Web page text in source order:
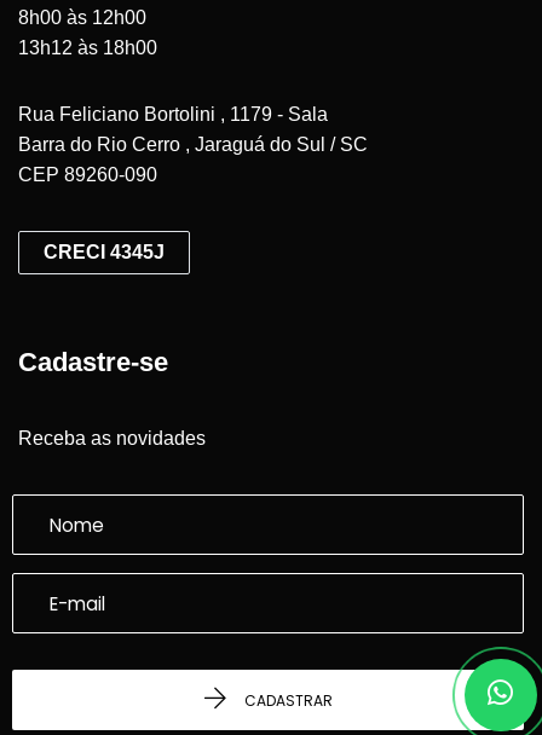
8h00 às 12h00
13h12 às 18h00
Rua Feliciano Bortolini , 1179 - Sala
Barra do Rio Cerro , Jaraguá do Sul / SC
CEP 89260-090
CRECI 4345J
Cadastre-se
Receba as novidades
CADASTRAR